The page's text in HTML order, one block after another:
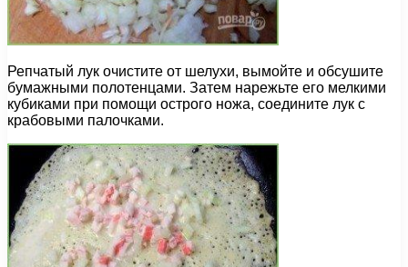
Репчатый лук очистите от шелухи, вымойте и обсушите
бумажными полотенцами. Затем нарежьте его мелкими
кубиками при помощи острого ножа, соедините лук с
крабовыми палочками.